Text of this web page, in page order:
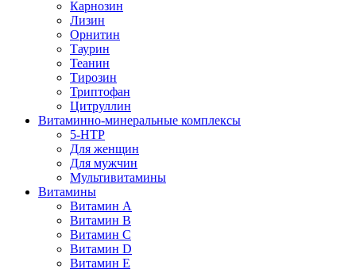
Карнозин
Лизин
Орнитин
Таурин
Теанин
Тирозин
Триптофан
Цитруллин
Витаминно-минеральные комплексы
5-HTP
Для женщин
Для мужчин
Мультивитамины
Витамины
Витамин A
Витамин B
Витамин C
Витамин D
Витамин E